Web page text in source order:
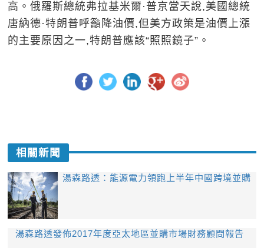
高。俄羅斯總統弗拉基米爾·普京當天說,美國總統
唐納德·特朗普呼籲降油價,但美方政策是油價上漲
的主要原因之一,特朗普應該“照照鏡子”。
相關新聞
​湯森路透：能源電力領跑上半年中國跨境並購
湯森路透發佈2017年度亞太地區並購市場財務顧問報告